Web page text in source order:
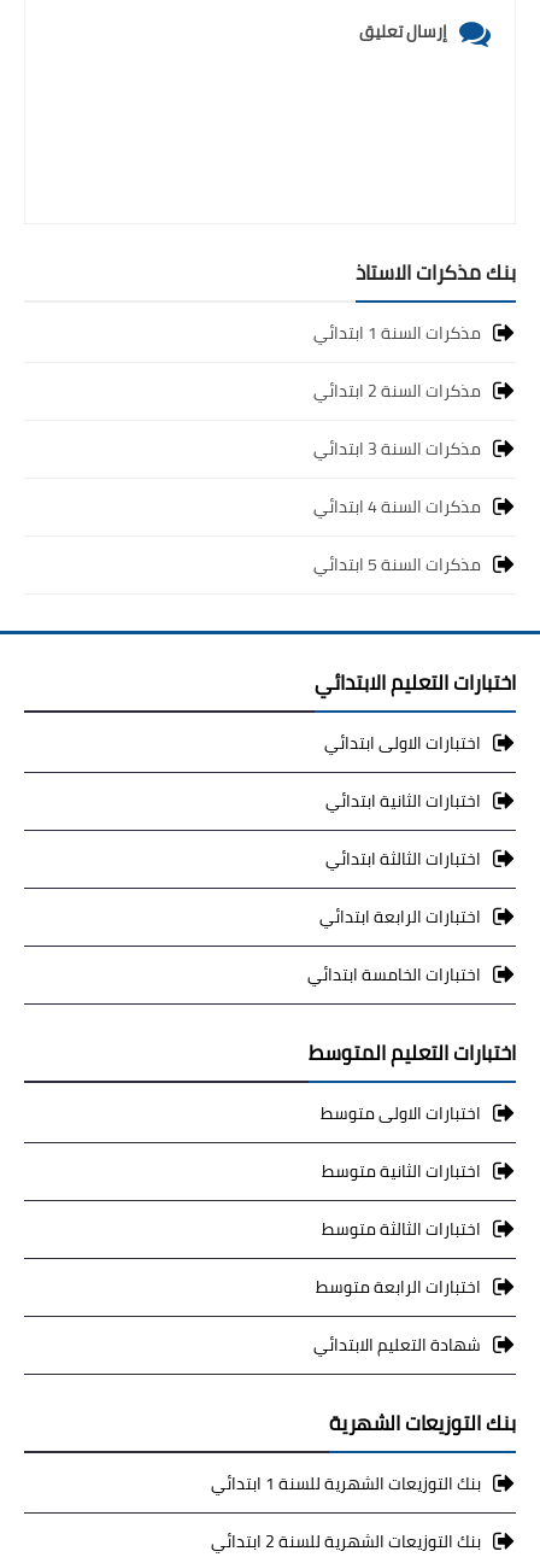
إرسال تعليق
بنك مذكرات الاستاذ
مذكرات السنة 1 ابتدائي
مذكرات السنة 2 ابتدائي
مذكرات السنة 3 ابتدائي
مذكرات السنة 4 ابتدائي
مذكرات السنة 5 ابتدائي
اختبارات التعليم الابتدائي
اختبارات الاولى ابتدائي
اختبارات الثانية ابتدائي
اختبارات الثالثة ابتدائي
اختبارات الرابعة ابتدائي
اختبارات الخامسة ابتدائي
اختبارات التعليم المتوسط
اختبارات الاولى متوسط
اختبارات الثانية متوسط
اختبارات الثالثة متوسط
اختبارات الرابعة متوسط
شهادة التعليم الابتدائي
بنك التوزيعات الشهرية
بنك التوزيعات الشهرية للسنة 1 ابتدائي
بنك التوزيعات الشهرية للسنة 2 ابتدائي